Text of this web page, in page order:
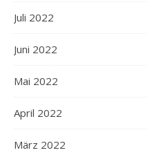
Juli 2022
Juni 2022
Mai 2022
April 2022
März 2022